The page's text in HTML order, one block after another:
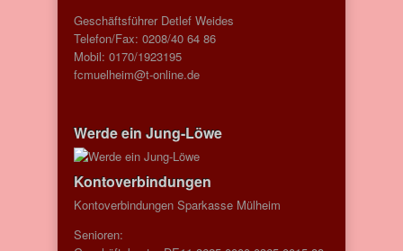
Geschäftsführer Detlef Weides
Telefon/Fax: 0208/40 64 86
Mobil: 0170/1923195
fcmuelheim@t-online.de
Werde ein Jung-Löwe
Kontoverbindungen
Kontoverbindungen Sparkasse Mülheim
Senioren: